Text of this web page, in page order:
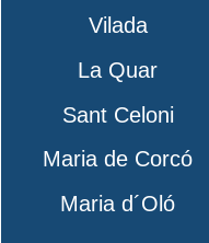
Vilada
La Quar
Sant Celoni
Maria de Corcó
Maria d´Oló